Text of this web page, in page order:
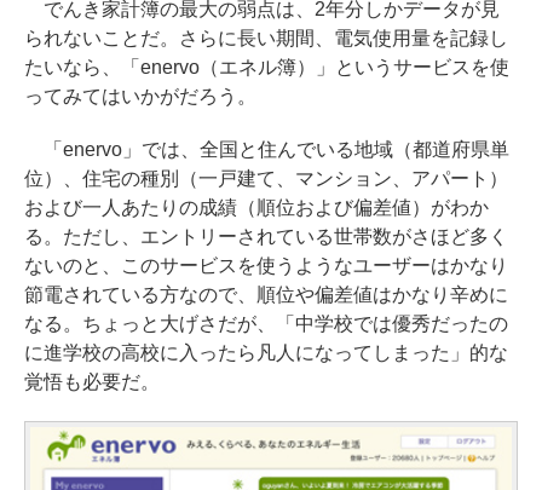
でんき家計簿の最大の弱点は、2年分しかデータが見
られないことだ。さらに長い期間、電気使用量を記録し
たいなら、「enervo（エネル簿）」というサービスを使
ってみてはいかがだろう。
「enervo」では、全国と住んでいる地域（都道府県単
位）、住宅の種別（一戸建て、マンション、アパート）
および一人あたりの成績（順位および偏差値）がわか
る。ただし、エントリーされている世帯数がさほど多く
ないのと、このサービスを使うようなユーザーはかなり
節電されている方なので、順位や偏差値はかなり辛めに
なる。ちょっと大げさだが、「中学校では優秀だったの
に進学校の高校に入ったら凡人になってしまった」的な
覚悟も必要だ。